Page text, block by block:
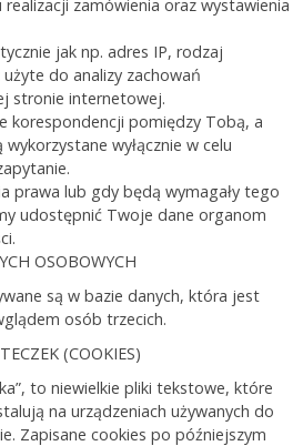
zamówienia oraz wystawienia
jak np. adres IP, rodzaj
do analizy zachowań
stronie internetowej.
korespondencji pomiędzy Tobą, a
wyłącznie w celu
prawa lub gdy będą wymagały tego
udostępnić Twoje dane organom
OSOBOWYCH
są w bazie danych, która jest
osób trzecich.
(COOKIES)
to niewielkie pliki tekstowe, które
na urządzeniach używanych do
Zapisane cookies po późniejszym